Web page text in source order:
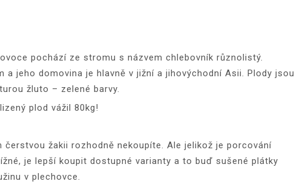
pochází ze stromu s názvem chlebovník různolistý.
a jeho domovina je hlavně v jižní a jihovýchodní Asii. Plody jsou
žluto – zelené barvy.
plod vážil 80kg!
čerstvou žakii rozhodně nekoupíte. Ale jelikož je porcování
je lepší koupit dostupné varianty a to buď sušené plátky
v plechovce.